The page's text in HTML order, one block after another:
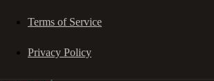
Terms of Service
Privacy Policy